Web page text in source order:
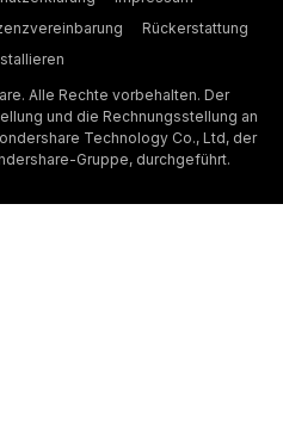
Rückerstattung
Alle Rechte vorbehalten. Der
und die Rechnungsstellung an
Technology Co., Ltd, der
Gruppe, durchgeführt.